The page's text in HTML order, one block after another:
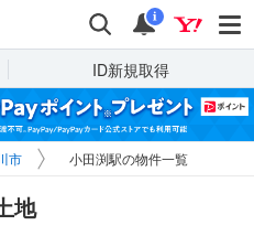
検索 通知
i
ID新規取得
市 小田渕駅の物件一覧
地